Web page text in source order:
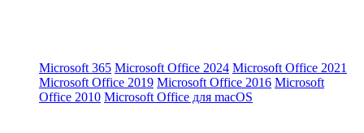
Microsoft 365 Microsoft Office 2024 Microsoft Office 2021
Microsoft Office 2019 Microsoft Office 2016 Microsoft
Office 2010 Microsoft Office для macOS